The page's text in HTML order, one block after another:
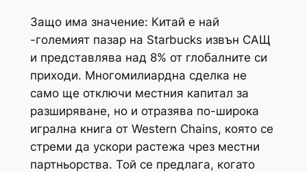
Защо има значение: Китай е най
-големият пазар на Starbucks извън САЩ
и представлява над 8% от глобалните си
приходи. Многомилиардна сделка не
само ще отключи местния капитал за
разширяване, но и отразява по-широка
игрална книга от Western Chains, която се
стреми да ускори растежа чрез местни
партньорства. Той се предлага, когато